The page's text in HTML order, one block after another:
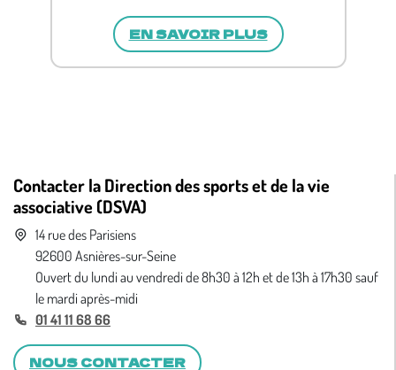
EN SAVOIR PLUS
Contacter la Direction des sports et de la vie
associative (DSVA)
14 rue des Parisiens
92600 Asnières-sur-Seine
Ouvert du lundi au vendredi de 8h30 à 12h et de 13h à 17h30 sauf
le mardi après-midi
01 41 11 68 66
NOUS CONTACTER